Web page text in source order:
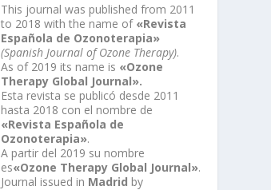
This journal was published from 2011
to 2018 with the name of «Revista
Española de Ozonoterapia»
(Spanish Journal of Ozone Therapy).
As of 2019 its name is «Ozone
Therapy Global Journal».
Esta revista se publicó desde 2011
hasta 2018 con el nombre de
«Revista Española de
Ozonoterapia».
A partir del 2019 su nombre
es«Ozone Therapy Global Journal».
Journal issued in Madrid by